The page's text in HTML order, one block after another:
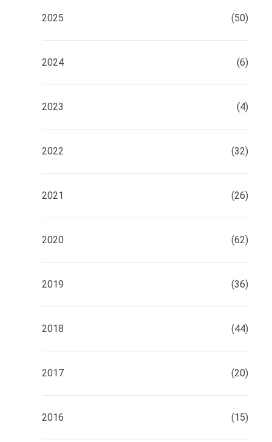
2025 (50)
2024 (6)
2023 (4)
2022 (32)
2021 (26)
2020 (62)
2019 (36)
2018 (44)
2017 (20)
2016 (15)